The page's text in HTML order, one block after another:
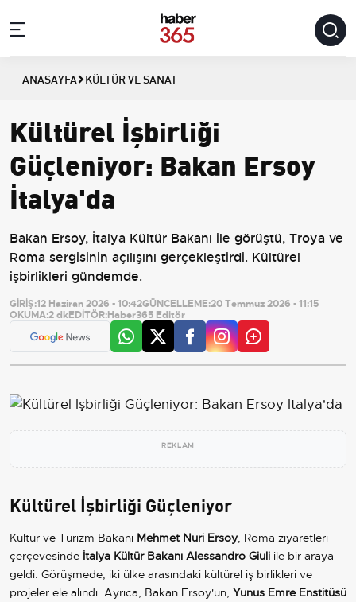
ANASAYFA KÜLTÜR VE SANAT
Kültürel İşbirliği
Güçleniyor: Bakan Ersoy
İtalya'da
Bakan Ersoy, İtalya Kültür Bakanı ile görüştü, Troya ve
Roma sergisinin açılışını gerçekleştirdi. Kültürel
işbirlikleri gündemde.
GİRİŞ:12 Haziran 2026 - 10:42GÜNCELLEME:20 Temmuz 2026 - 11:15
OKUMA:2 dkEDİTÖR:Haber365 Editör
REKLAM
Kültürel İşbirliği Güçleniyor
Kültür ve Turizm Bakanı Mehmet Nuri Ersoy, Roma ziyaretleri
çerçevesinde İtalya Kültür Bakanı Alessandro Giuli ile bir araya
geldi. Görüşmede, iki ülke arasındaki kültürel iş birlikleri ve
projeler ele alındı. Ayrıca, Bakan Ersoy'un, Yunus Emre Enstitüsü